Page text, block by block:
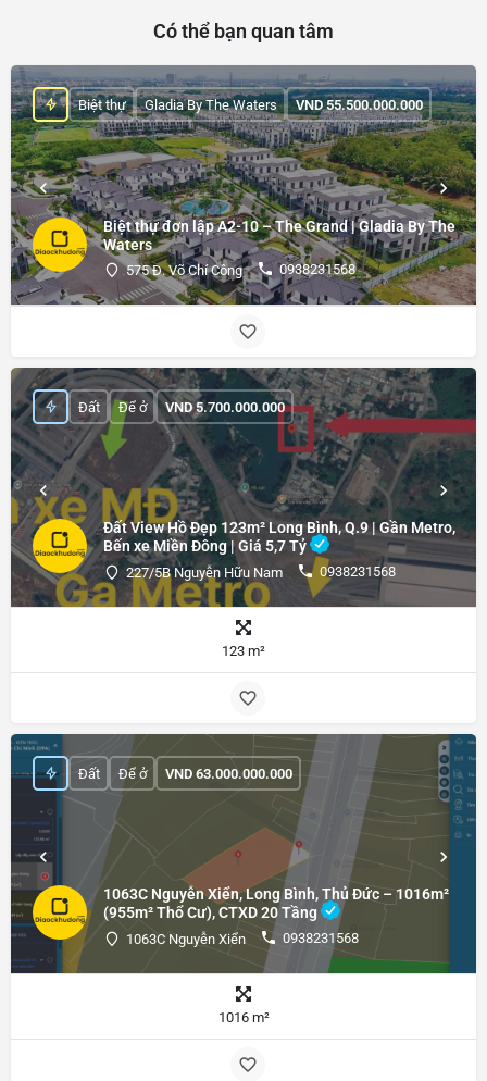
Có thể bạn quan tâm
Biệt thự đơn lập A2-10 – The Grand | Gladia By The
Waters
575 Đ. Võ Chí Công 0938231568
Biệt thự Gladia By The Waters VND55.500.000.000
Đất View Hồ Đẹp 123m² Long Bình, Q.9 | Gần Metro,
Bến xe Miền Đông | Giá 5,7 Tỷ
227/5B Nguyễn Hữu Nam 0938231568
Đất Để ở VND5.700.000.000
123 m²
1063C Nguyễn Xiển, Long Bình, Thủ Đức – 1016m²
(955m² Thổ Cư), CTXD 20 Tầng
1063C Nguyễn Xiển 0938231568
Đất Để ở VND 63.000.000.000
1016 m²